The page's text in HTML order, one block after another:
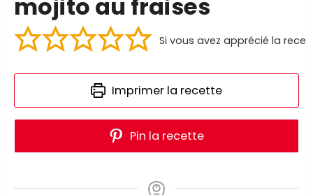
mojito au fraises
Si vous avez apprécié la
Imprimer la recette
Pin la recette